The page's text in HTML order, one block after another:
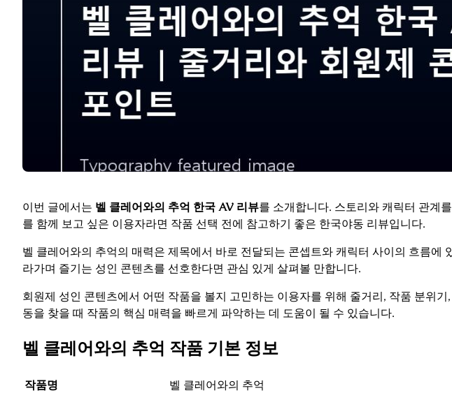
이번 글에서는 벨 클레어와의 추억 한국 AV 리뷰를 소개합니다. 스토리와 캐릭터 관계
를 함께 보고 싶은 이용자라면 작품 선택 전에 참고하기 좋은 한국야동 리뷰입니다.
벨 클레어와의 추억의 매력은 제목에서 바로 전달되는 콘셉트와 캐릭터 사이의 흐름
라가며 즐기는 성인 콘텐츠를 선호한다면 관심 있게 살펴볼 만합니다.
회원제 성인 콘텐츠에서 어떤 작품을 볼지 고민하는 이용자를 위해 줄거리, 작품 분위
동을 찾을 때 작품의 핵심 매력을 빠르게 파악하는 데 도움이 될 수 있습니다.
벨 클레어와의 추억 작품 기본 정보
작품명
벨 클레어와의 추억